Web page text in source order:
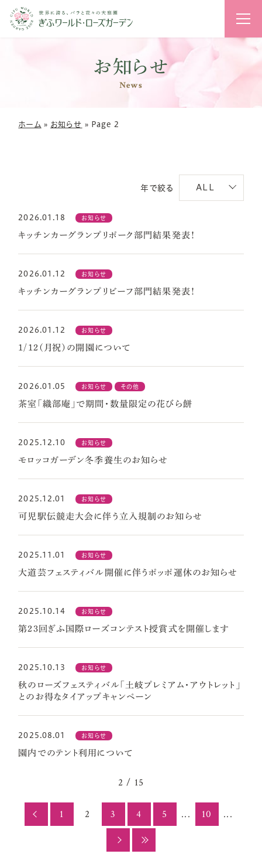
お知らせ
News
ホーム » お知らせ » Page 2
年で絞る ALL
2026.01.18 お知らせ
キッチンカーグランプリポーク部門結果発表！
2026.01.12 お知らせ
キッチンカーグランプリビーフ部門結果発表！
2026.01.12 お知らせ
1/12（月祝）の開園について
2026.01.05 お知らせ その他
茶室「織部庵」で期間・数量限定の花びら餅
2025.12.10 お知らせ
モロッコガーデン冬季養生のお知らせ
2025.12.01 お知らせ
可児駅伝競走大会に伴う立入規制のお知らせ
2025.11.01 お知らせ
大道芸フェスティバル開催に伴うポッポ運休のお知らせ
2025.10.14 お知らせ
第23回ぎふ国際ローズコンテスト授賞式を開催します
2025.10.13 お知らせ
秋のローズフェスティバル「土岐プレミアム・アウトレット」
とのお得なタイアップキャンペーン
2025.08.01 お知らせ
園内でのテント利用について
2 / 15
1 2 3 4 5 ... 10 ...